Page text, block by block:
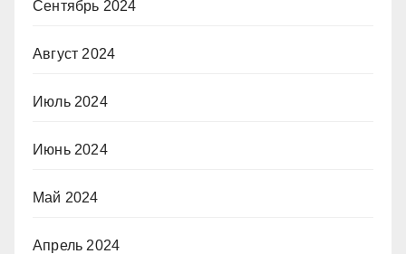
Сентябрь 2024
Август 2024
Июль 2024
Июнь 2024
Май 2024
Апрель 2024